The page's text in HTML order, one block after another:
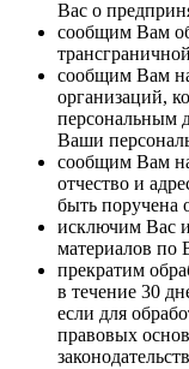
Вас о
сообщим Вам
сообщим Вам
организаций,
персональным
Ваши
сообщим Вам
отчество и
быть поручена
исключим Вас
материалов по
прекратим
в течение 30
если для
правовых